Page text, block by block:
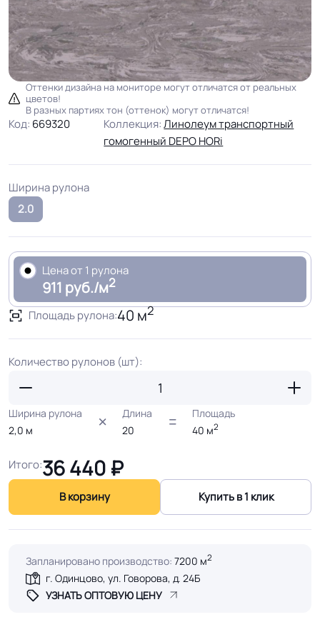
Оттенки дизайна на мониторе могут отличатся от реальных
цветов!
В разных партиях тон (оттенок) могут отличатся!
Код: 669320 Коллекция:Линолеум транспортный
гомогенный DEPO HORi
Ширина рулона
2.0
Цена от 1 рулона
911 руб./м2
Площадь рулона:40 м2
Количество рулонов (шт):
Ширина рулона
2,0 м
Длина
20
Площадь
40 м2
Итого:36 440 ₽
В корзину Купить в 1 клик
Запланировано производство: 7200 м2
г. Одинцово, ул. Говорова, д. 24Б
УЗНАТЬ ОПТОВУЮ ЦЕНУ